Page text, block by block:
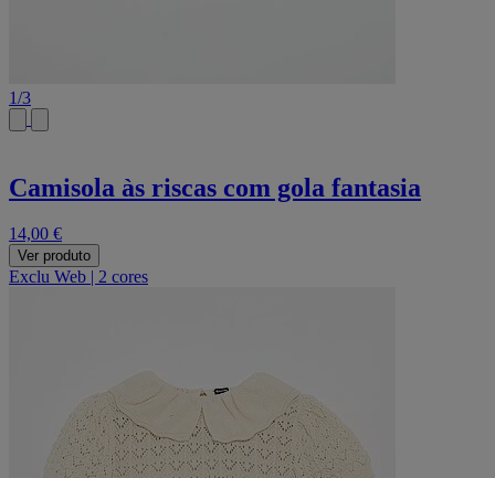
1/3
Camisola às riscas com gola fantasia
14,00 €
Ver produto
Exclu Web 2 cores